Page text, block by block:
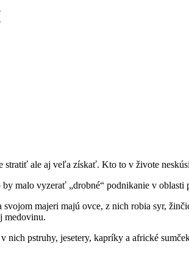
ale aj veľa získať. Kto to v živote
malo vyzerať „drobné“ podnikanie v
majeri majú ovce, z nich robia syr,
medovinu.
pstruhy, jesetery, kapríky a africké